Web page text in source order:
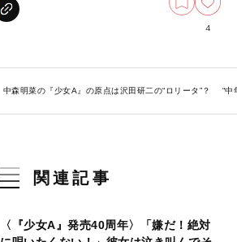
4
中森明菜の『少女A』の原点は沢田研二の“ロリータ”？ “
関連記事
〈『少女A』発売40周年〉「嫌だ！絶対